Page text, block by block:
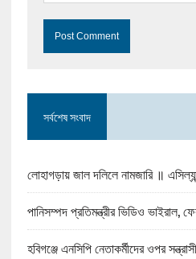
সর্বশেষ সংবাদ
লোহাগড়ায় জাল দলিলে নামজারি ॥
পানিসম্পদ প্রতিমন্ত্রীর ভিডিও ভাইরাল,
হবিগঞ্জে এনসিপি নেতাকর্মীদের ওপর